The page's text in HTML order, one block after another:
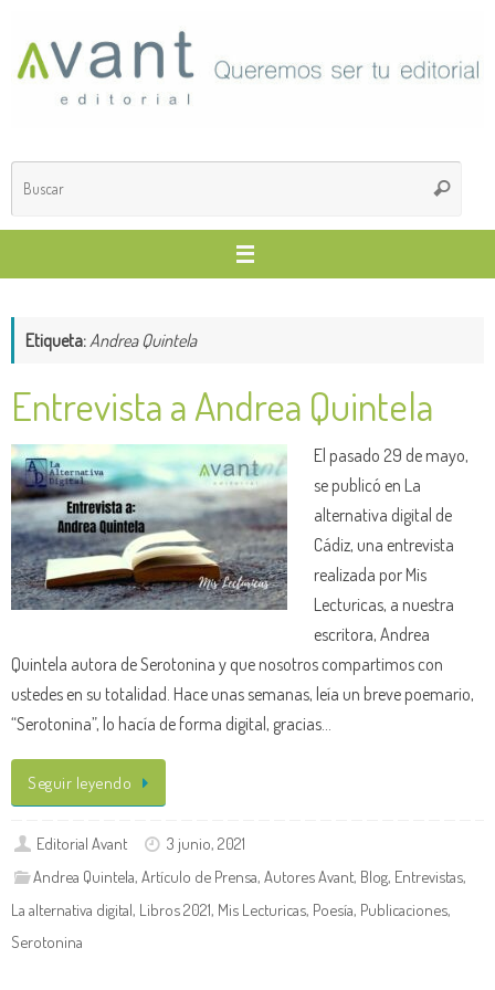
contenido
Buscar
Etiqueta:Andrea Quintela
Entrevista a Andrea Quintela
El pasado 29 de mayo,
se publicó en La
alternativa digital de
Cádiz, una entrevista
realizada por Mis
Lecturicas, a nuestra
escritora, Andrea
Quintela autora de Serotonina y que nosotros compartimos con
ustedes en su totalidad. Hace unas semanas, leía un breve poemario,
“Serotonina”, lo hacía de forma digital, gracias…
Seguir leyendo
Editorial Avant
3 junio, 2021
Andrea Quintela,Artículo de Prensa,Autores Avant, Blog, Entrevistas,
La alternativa digital, Libros 2021, Mis Lecturicas, Poesía, Publicaciones,
Serotonina